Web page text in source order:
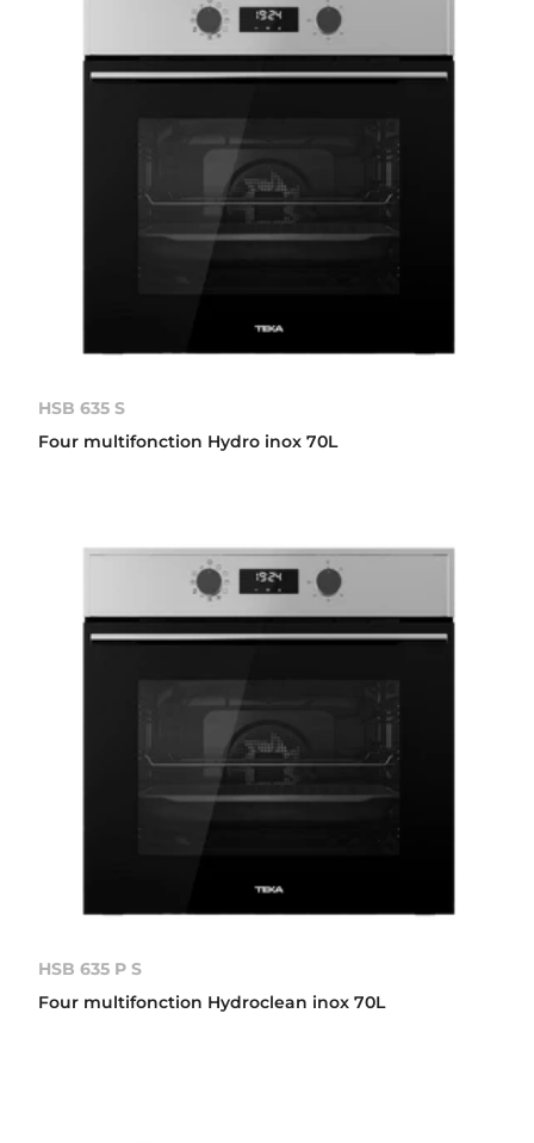
HSB 635 S
Four multifonction Hydro inox 70L
HSB 635 P S
Four multifonction Hydroclean inox 70L